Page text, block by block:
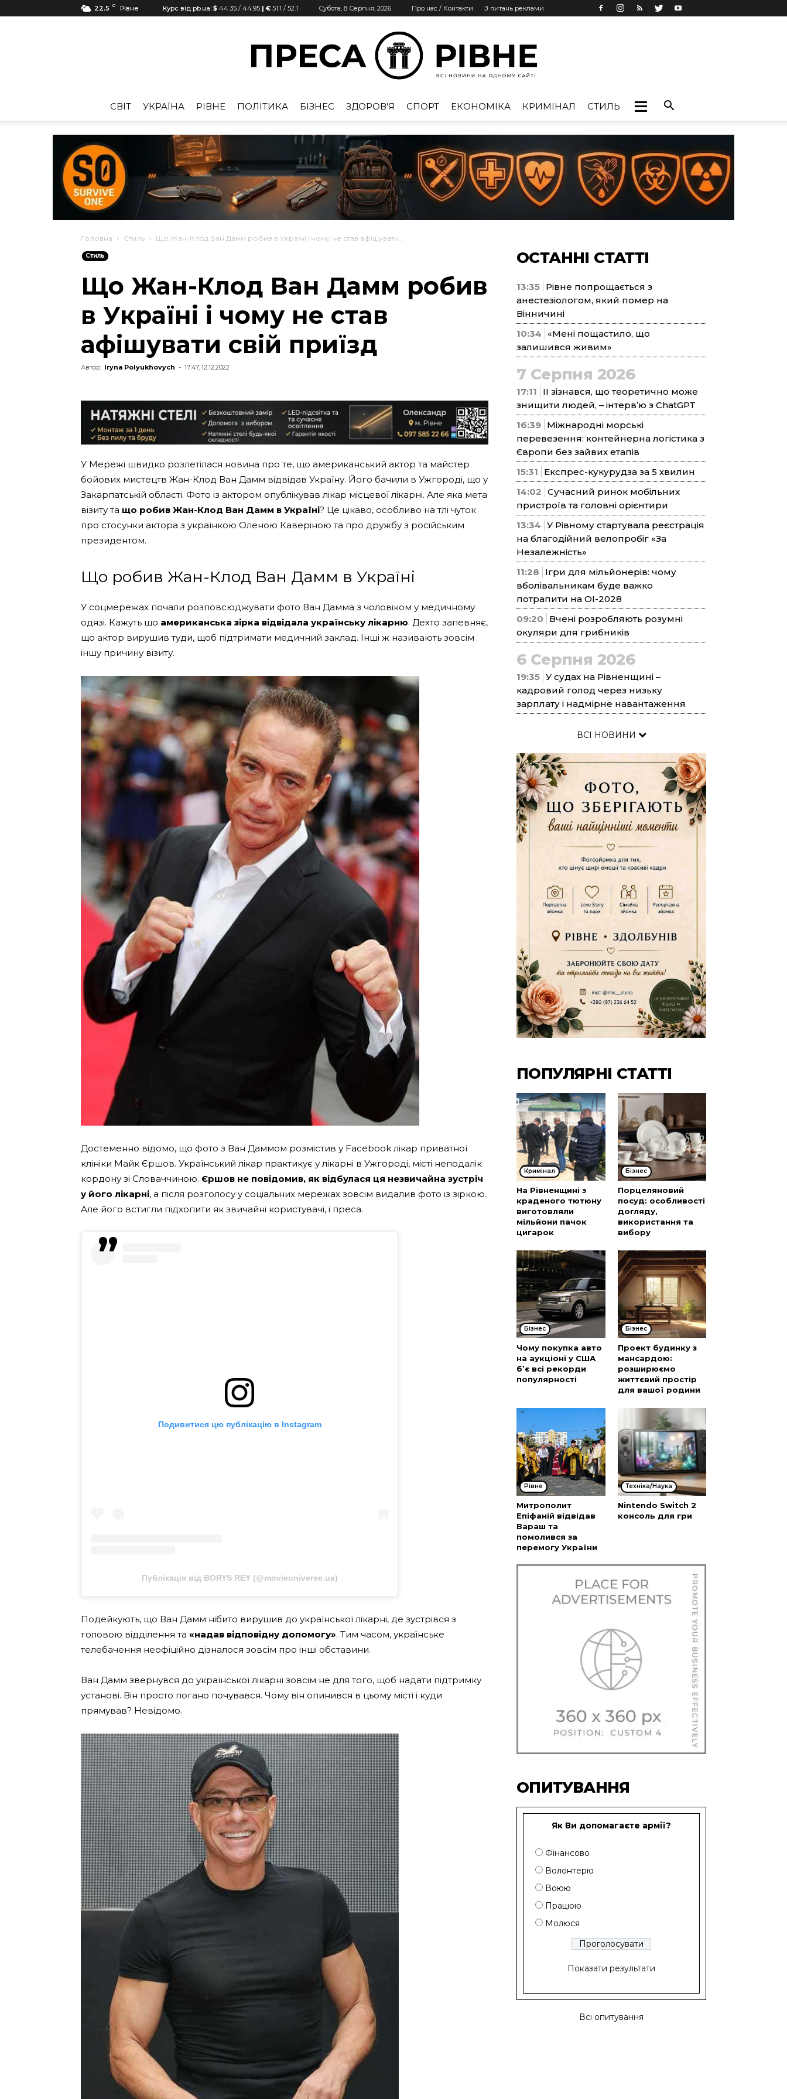
22.5 C Рівне Курс від pb.ua: $ 44.35 / 44.95 | € 51.1 / 52.1 Субота, 8 Серпня, 2026 Про нас / Контакти З питань реклами
Рівне
CВІТ УКРАЇНА РІВНЕ ПОЛІТИКА БІЗНЕС ЗДОРОВ'Я СПОРТ ЕКОНОМІКА КРИМІНАЛ СТИЛЬ
Головна Стиль Що Жан-Клод Ван Дамм робив в Україні і чому не став афішувати...
Стиль
Що Жан-Клод Ван Дамм робив
в Україні і чому не став
афішувати свій приїзд
Автор: Iryna Polyukhovych - 17:47, 12.12.2022
У Мережі швидко розлетілася новина про те, що американський актор та майстер
бойових мистецтв Жан-Клод Ван Дамм відвідав Україну. Його бачили в Ужгороді, що у
Закарпатській області. Фото із актором опублікував лікар місцевої лікарні. Але яка мета
візиту та що робив Жан-Клод Ван Дамм в Україні? Це цікаво, особливо на тлі чуток
про стосунки актора з українкою Оленою Каверіною та про дружбу з російським
президентом.
Що робив Жан-Клод Ван Дамм в Україні
У соцмережах почали розповсюджувати фото Ван Дамма з чоловіком у медичному
одязі. Кажуть що американська зірка відвідала українську лікарню. Дехто запевняє,
що актор вирушив туди, щоб підтримати медичний заклад. Інші ж називають зовсім
іншу причину візиту.
Достеменно відомо, що фото з Ван Даммом розмістив у Facebook лікар приватної
клініки Майк Єршов. Український лікар практикує у лікарні в Ужгороді, місті неподалік
кордону зі Словаччиною. Єршов не повідомив, як відбулася ця незвичайна зустріч
у його лікарні, а після розголосу у соціальних мережах зовсім видалив фото із зіркою.
Але його встигли підхопити як звичайні користувачі, і преса.
Подивитися цю публікацію в Instagram
Публікація від BORYS REY (@movieuniverse.ua)
Подейкують, що Ван Дамм нібито вирушив до української лікарні, де зустрівся з
головою відділення та «надав відповідну допомогу». Тим часом, українське
телебачення неофіційно дізналося зовсім про інші обставини.
Ван Дамм звернувся до української лікарні зовсім не для того, щоб надати підтримку
установі. Він просто погано почувався. Чому він опинився в цьому місті і куди
прямував? Невідомо.
ОСТАННІ СТАТТІ
13:35 Рівне попрощається з
анестезіологом, який помер на
Вінничині
10:34
«Мені пощастило, що
залишився живим»
7 Серпня 2026
17:11
ІІ зізнався, що теоретично може
знищити людей, – інтерв’ю з ChatGPT
16:39 Міжнародні морські
перевезення: контейнерна логістика з
Європи без зайвих етапів
15:31
Експрес-кукурудза за 5 хвилин
14:02 Сучасний ринок мобільних
пристроїв та головні орієнтири
13:34 У Рівному стартувала реєстрація
на благодійний велопробіг «За
Незалежність»
11:28
Ігри для мільйонерів: чому
вболівальникам буде важко
потрапити на ОІ-2028
09:20
Вчені розробляють розумні
окуляри для грибників
6 Серпня 2026
19:35 У судах на Рівненщині –
кадровий голод через низьку
зарплату і надмірне навантаження
ВСІ НОВИНИ
ПОПУЛЯРНІ СТАТТІ
Кримінал
На Рівненщині з
краденого тютюну
виготовляли
мільйони пачок
цигарок
Бізнес
Порцеляновий
посуд: особливості
догляду,
використання та
вибору
Бізнес
Чому покупка авто
на аукціоні у США
б’є всі рекорди
популярності
Бізнес
Проект будинку з
мансардою:
розширюємо
життєвий простір
для вашої родини
Рівне
Митрополит
Епіфаній відвідав
Вараш та
помолився за
перемогу України
Техніка/Наука
Nintendo Switch 2
консоль для гри
ОПИТУВАННЯ
Як Ви допомагаєте армії?
Фінансово
Волонтерю
Воюю
Працюю
Молюся
Показати результати
Всі опитування